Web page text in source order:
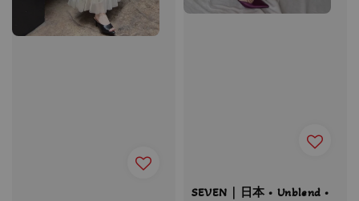
SEVEN｜日本 • Unblend •